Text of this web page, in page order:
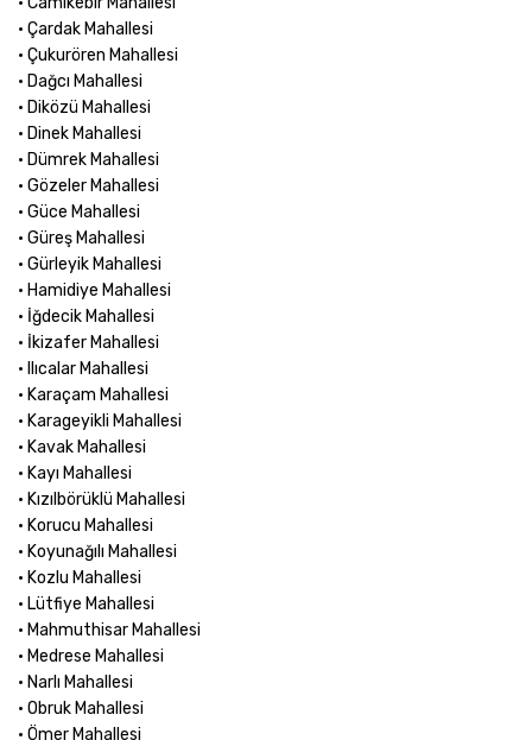
• Çardak Mahallesi
• Çukurören Mahallesi
• Dağcı Mahallesi
• Diközü Mahallesi
• Dinek Mahallesi
• Dümrek Mahallesi
• Gözeler Mahallesi
• Güce Mahallesi
• Güreş Mahallesi
• Gürleyik Mahallesi
• Hamidiye Mahallesi
• İğdecik Mahallesi
• İkizafer Mahallesi
• Ilıcalar Mahallesi
• Karaçam Mahallesi
• Karageyikli Mahallesi
• Kavak Mahallesi
• Kayı Mahallesi
• Kızılbörüklü Mahallesi
• Korucu Mahallesi
• Koyunağılı Mahallesi
• Kozlu Mahallesi
• Lütfiye Mahallesi
• Mahmuthisar Mahallesi
• Medrese Mahallesi
• Narlı Mahallesi
• Obruk Mahallesi
• Ömer Mahallesi